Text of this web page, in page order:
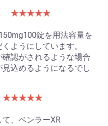
★★★★★
錠を用法容量を
ようにしています。
認がされるような場合
込めるようになるでし
★★★★★
、ベンラーXR